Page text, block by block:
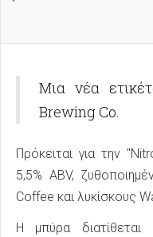
Μια νέα
Brewing Co.
Πρόκειται για την
5,5% ABV,
Coffee και λυκίσκους
Η μπύρα